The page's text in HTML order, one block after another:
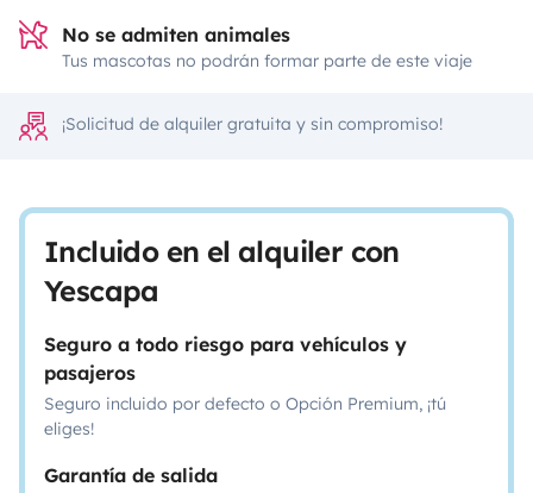
No se admiten animales
Tus mascotas no podrán formar parte de este viaje
¡Solicitud de alquiler gratuita y sin compromiso!
Incluido en el alquiler con
Yescapa
Seguro a todo riesgo para vehículos y
pasajeros
Seguro incluido por defecto o Opción Premium, ¡tú
eliges!
Garantía de salida